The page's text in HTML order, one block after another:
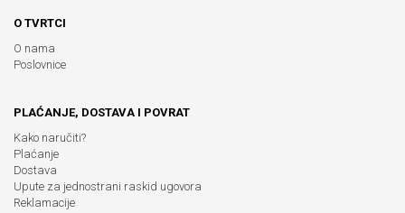
O TVRTCI
O nama
Poslovnice
PLAĆANJE, DOSTAVA I POVRAT
Kako naručiti?
Plaćanje
Dostava
Upute za jednostrani raskid ugovora
Reklamacije